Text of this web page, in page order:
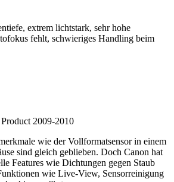
extrem lichtstark, sehr hohe
fehlt, schwieriges Handling beim
2009-2010
wie der Vollformatsensor in einem
sind gleich geblieben. Doch Canon hat
Features wie Dichtungen gegen Staub
wie Live-View, Sensorreinigung